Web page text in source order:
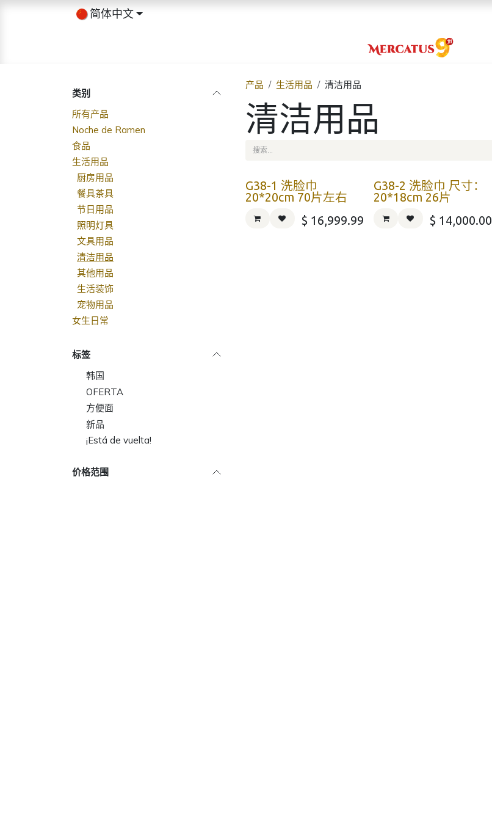
简体中文
类别
所有产品
Noche de Ramen
食品
生活用品
厨房用品
餐具茶具
节日用品
照明灯具
文具用品
清洁用品
其他用品
生活装饰
宠物用品
女生日常
标签
韩国
OFERTA
方便面
新品
¡Está de vuelta!
价格范围
产品 生活用品 清洁用品
清洁用品
G38-1 洗脸巾
20*20cm 70片左右
$ 16,999.99
G38-2 洗脸巾 尺寸：
20*18cm 26片
$ 14,000.00